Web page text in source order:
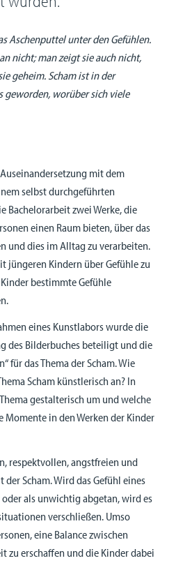
Aschenputtel unter den Gefühlen.
nicht; man zeigt sie auch nicht,
geheim. Scham ist in der
geworden, worüber sich viele
mit dem
selbst durchgeführten
Bachelorarbeit zwei Werke, die
einen Raum bieten, über das
und dies im Alltag zu verarbeiten.
jüngeren Kindern über Gefühle zu
bestimmte Gefühle
eines Kunstlabors wurde die
des Bilderbuches beteiligt und die
für das Thema der Scham. Wie
Scham künstlerisch an? In
gestalterisch um und welche
in den Werken der Kinder
respektvollen, angstfreien und
Scham. Wird das Gefühl eines
als unwichtig abgetan, wird es
verschließen. Umso
eine Balance zwischen
zu erschaffen und die Kinder dabei